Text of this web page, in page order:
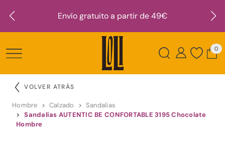
Envío gratuito a partir de 49€
0
VOLVER ATRÁS
Hombre Calzado
Sandalias
Sandalias AUTENTIC BE CONFORTABLE 3195 Chocolate
Hombre